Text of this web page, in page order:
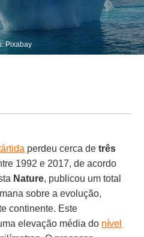
Pixabay
perdeu cerca detrês
1992 e 2017, de acordo
Nature, publicou um total
sobre a evolução,
continente. Este
elevação média do nível